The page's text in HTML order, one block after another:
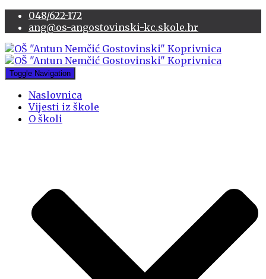
048/622-172
ang@os-angostovinski-kc.skole.hr
Toggle Navigation
Naslovnica
Vijesti iz škole
O školi